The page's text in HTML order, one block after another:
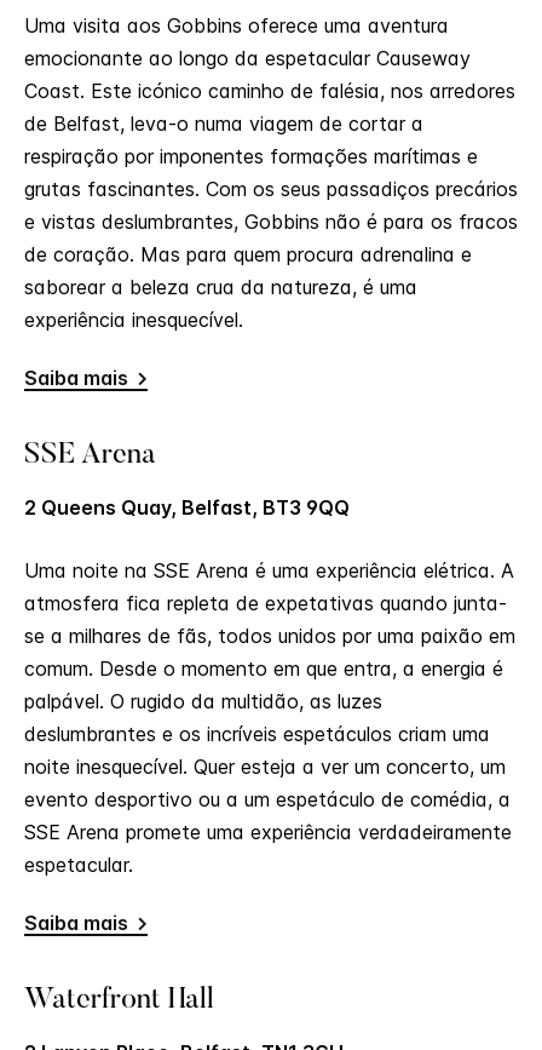
Uma visita aos Gobbins oferece uma aventura
emocionante ao longo da espetacular Causeway
Coast. Este icónico caminho de falésia, nos arredores
de Belfast, leva-o numa viagem de cortar a
respiração por imponentes formações marítimas e
grutas fascinantes. Com os seus passadiços precários
e vistas deslumbrantes, Gobbins não é para os fracos
de coração. Mas para quem procura adrenalina e
saborear a beleza crua da natureza, é uma
experiência inesquecível.
Saiba mais
SSE Arena
2 Queens Quay, Belfast, BT3 9QQ
Uma noite na SSE Arena é uma experiência elétrica. A
atmosfera fica repleta de expetativas quando junta-
se a milhares de fãs, todos unidos por uma paixão em
comum. Desde o momento em que entra, a energia é
palpável. O rugido da multidão, as luzes
deslumbrantes e os incríveis espetáculos criam uma
noite inesquecível. Quer esteja a ver um concerto, um
evento desportivo ou a um espetáculo de comédia, a
SSE Arena promete uma experiência verdadeiramente
espetacular.
Saiba mais
Waterfront Hall